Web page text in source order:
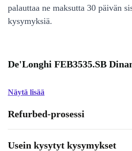
palauttaa ne maksutta 30 päivän
kysymyksiä.
De'Longhi FEB3535.SB
Näytä lisää
Refurbed-prosessi
Usein kysytyt kysymykset